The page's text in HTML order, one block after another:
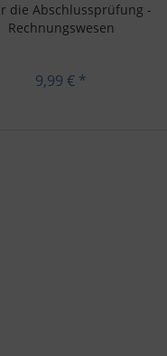
die Abschlussprüfung -
Rechnungswesen
9,99 € *